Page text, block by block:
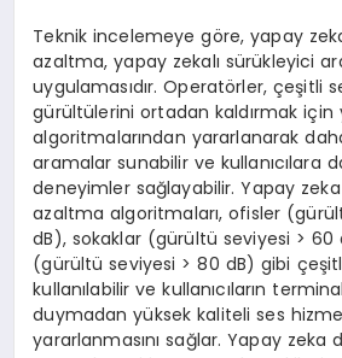
Teknik incelemeye göre, yapay
azaltma, yapay zekalı sürükleyici
uygulamasıdır. Operatörler, çeşitli
gürültülerini ortadan kaldırmak için
algoritmalarından yararlanarak
aramalar sunabilir ve kullanıcılara
deneyimler sağlayabilir. Yapay
azaltma algoritmaları, ofisler
dB), sokaklar (gürültü seviyesi >
(gürültü seviyesi > 80 dB) gibi
kullanılabilir ve kullanıcıların
duymadan yüksek kaliteli ses
yararlanmasını sağlar. Yapay zeka